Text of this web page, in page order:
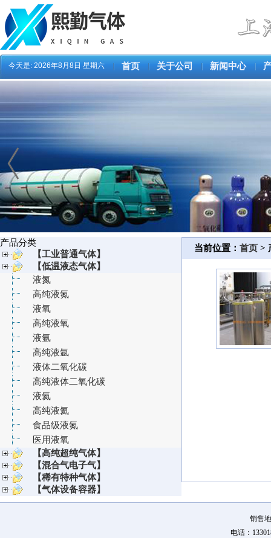
今天是: 2026年8月8日 星期六 首页 关于公司 新闻中心
产品分类
【工业普通气体】
【低温液态气体】
液氮
高纯液氮
液氧
高纯液氧
液氩
高纯液氩
液体二氧化碳
高纯液体二氧化碳
液氦
高纯液氦
食品级液氮
医用液氧
【高纯超纯气体】
【混合气电子气】
【稀有特种气体】
【气体设备容器】
当前位置： 首页 >
销售
电话：